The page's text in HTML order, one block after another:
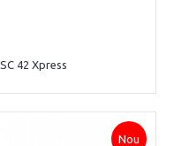
42 Xpress
Nou